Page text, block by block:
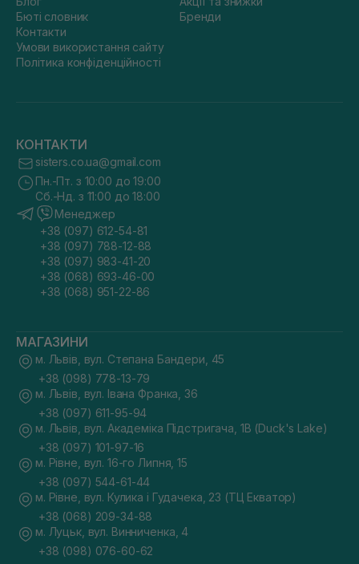
Бюті словник
Контакти
Умови використання сайту
Політика конфіденційності
Бренди
КОНТАКТИ
sisters.co.ua@gmail.com
Пн.-Пт. з 10:00 до 19:00
Сб.-Нд. з 11:00 до 18:00
Менеджер
+38 (097) 612-54-81
+38 (097) 788-12-88
+38 (097) 983-41-20
+38 (068) 693-46-00
+38 (068) 951-22-86
МАГАЗИНИ
м. Львів, вул. Степана Бандери, 45
+38 (098) 778-13-79
м. Львів, вул. Івана Франка, 36
+38 (097) 611-95-94
м. Львів, вул. Академіка Підстригача, 1В (Duck's Lake)
+38 (097) 101-97-16
м. Рівне, вул. 16-го Липня, 15
+38 (097) 544-61-44
м. Рівне, вул. Кулика і Гудачека, 23 (ТЦ Екватор)
+38 (068) 209-34-88
м. Луцьк, вул. Винниченка, 4
+38 (098) 076-60-62